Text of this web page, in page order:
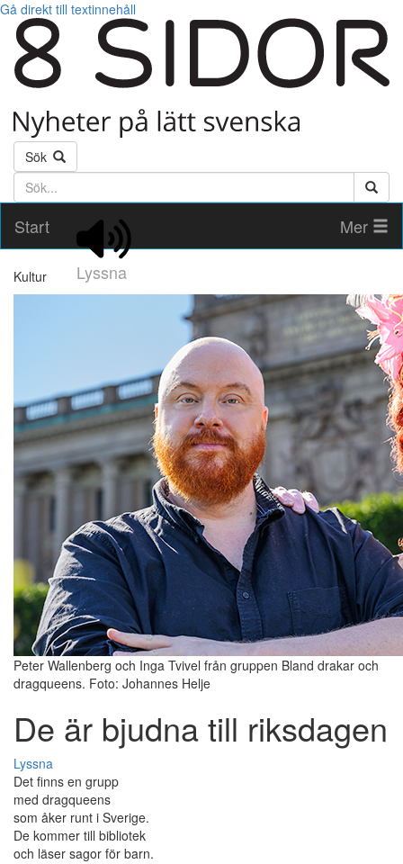
Gå direkt till textinnehåll
Sök
Söktext
Start
Lyssna
Mer
Kultur
Peter Wallenberg och Inga Tvivel från gruppen Bland drakar och
dragqueens. Foto: Johannes Helje
De är bjudna till riksdagen
Lyssna
Det finns en grupp
med dragqueens
som åker runt i Sverige.
De kommer till bibliotek
och läser sagor för barn.